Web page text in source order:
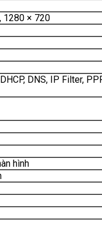
1280 × 720
DNS, IP Filter,
hình